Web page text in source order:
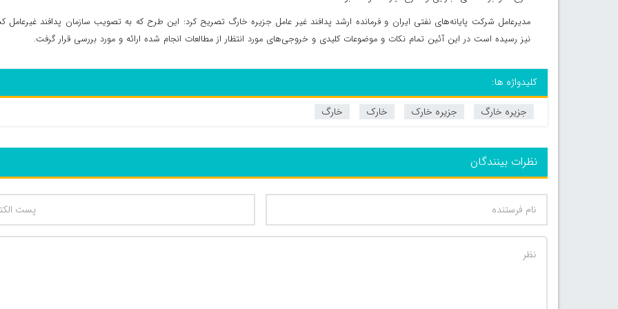
مدیرعامل شرکت پایانه‌های نفتی ایران و فرمانده ارشد پدافند غیر عامل جزیره خارگ تصریح کرد: این طرح که به تصویب سازمان پدافند غیرعامل
نیز رسیده است در این آئین تمام نکات و موضوعات کلیدی و خروجی‌های مورد انتظار از مطالعات انجام شده ارائه و مورد بررسی قرار گرفت.
کلیدواژه ها:
جزیره خارگ
جزیره خارک خارک خارگ
نظرات بینندگان